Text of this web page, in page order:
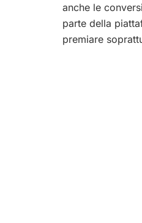
anche le
parte della
premiare